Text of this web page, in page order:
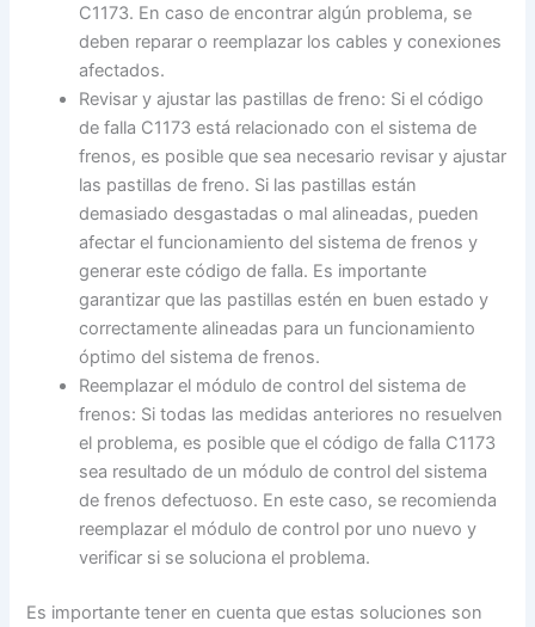
C1173. En caso de encontrar algún problema, se
deben reparar o reemplazar los cables y conexiones
afectados.
Revisar y ajustar las pastillas de freno: Si el código
de falla C1173 está relacionado con el sistema de
frenos, es posible que sea necesario revisar y ajustar
las pastillas de freno. Si las pastillas están
demasiado desgastadas o mal alineadas, pueden
afectar el funcionamiento del sistema de frenos y
generar este código de falla. Es importante
garantizar que las pastillas estén en buen estado y
correctamente alineadas para un funcionamiento
óptimo del sistema de frenos.
Reemplazar el módulo de control del sistema de
frenos: Si todas las medidas anteriores no resuelven
el problema, es posible que el código de falla C1173
sea resultado de un módulo de control del sistema
de frenos defectuoso. En este caso, se recomienda
reemplazar el módulo de control por uno nuevo y
verificar si se soluciona el problema.
Es importante tener en cuenta que estas soluciones son